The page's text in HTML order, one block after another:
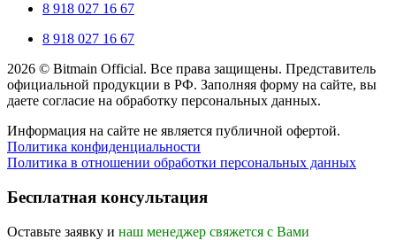
8 918 027 16 67
8 918 027 16 67
2026 © Bitmain Official. Все права защищены. Представитель
официальной продукции в РФ. Заполняя форму на сайте, вы
даете согласие на обработку персональных данных.
Информация на сайте не является публичной офертой.
Политика конфиденциальности
Политика в отношении обработки персональных данных
вверх
Бесплатная консультация
Оставьте заявку и наш менеджер свяжется с Вами